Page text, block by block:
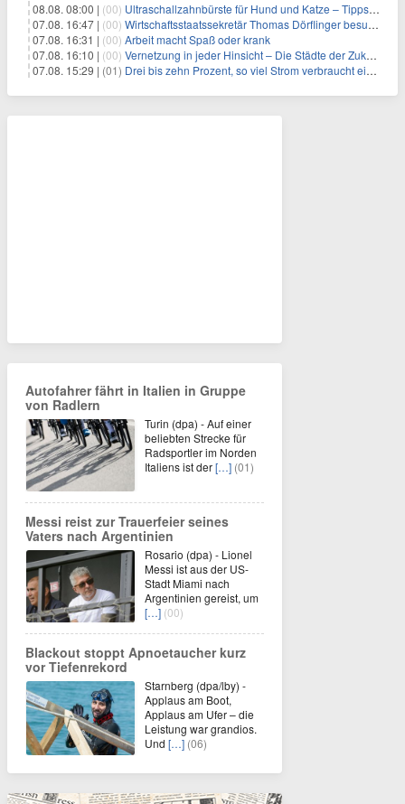
08.08. 08:00 | (00) Ultraschallzahnbürste für Hund und Katze – Tipps zur erfolgreichen Eingewöhnung
07.08. 16:47 | (00) Wirtschaftsstaatssekretär Thomas Dörflinger besucht Handwerksbetrieb im Kammerbezirk Freiburg
07.08. 16:31 | (00) Arbeit macht Spaß oder krank
07.08. 16:10 | (00) Vernetzung in jeder Hinsicht – Die Städte der Zukunft sind grün-blau
07.08. 15:29 | (01) Drei bis zehn Prozent, so viel Strom verbraucht ein Aufzug im Gebäude
Autofahrer fährt in Italien in Gruppe
von Radlern
Turin (dpa) - Auf einer
beliebten Strecke für
Radsportler im Norden
Italiens ist der[…] (01)
Messi reist zur Trauerfeier seines
Vaters nach Argentinien
Rosario (dpa) - Lionel
Messi ist aus der US-
Stadt Miami nach
Argentinien gereist, um
[…] (00)
Blackout stoppt Apnoetaucher kurz
vor Tiefenrekord
Starnberg (dpa/lby) -
Applaus am Boot,
Applaus am Ufer – die
Leistung war grandios.
Und […] (06)